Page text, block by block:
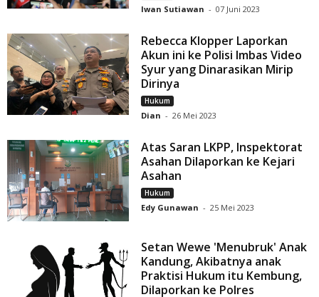
Iwan Sutiawan - 07 Juni 2023
Rebecca Klopper Laporkan
Akun ini ke Polisi Imbas Video
Syur yang Dinarasikan Mirip
Dirinya
Hukum
Dian - 26 Mei 2023
Atas Saran LKPP, Inspektorat
Asahan Dilaporkan ke Kejari
Asahan
Hukum
Edy Gunawan - 25 Mei 2023
Setan Wewe 'Menubruk' Anak
Kandung, Akibatnya anak
Praktisi Hukum itu Kembung,
Dilaporkan ke Polres